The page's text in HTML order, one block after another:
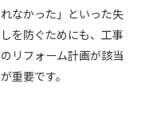
なかった」といった失
を防ぐためにも、工事
リフォーム計画が該当
重要です。